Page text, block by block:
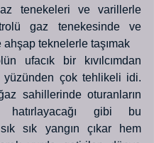
tenekeleri ve varillerle
gaz tenekesinde ve
ahşap teknelerle taşımak
ufacık bir kıvılcımdan
yüzünden çok tehlikeli idi.
sahillerinde oturanların
gibi bu
sık yangın çıkar hem